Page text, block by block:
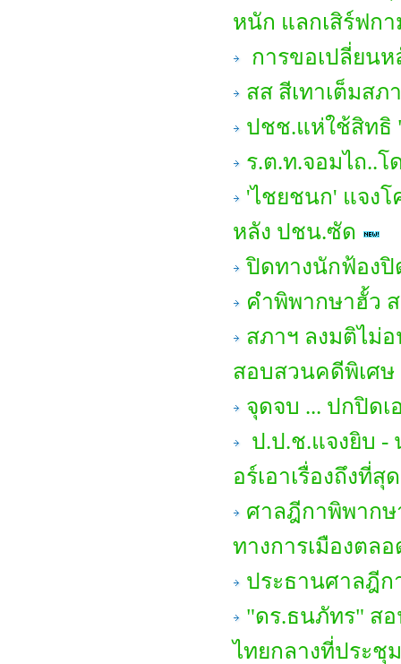
หนัก แลกเสิร์ฟก
การขอเปลี่ยน
สส สีเทาเต็มสภ
ปชช.แห่ใช้สิทธิ
ร.ต.ท.จอมไถ..โ
'ไชยชนก' แจงโ
หลัง ปชน.ซัด
ปิดทางนักฟ้อง
คำพิพากษาฮั้ว ส
สภาฯ ลงมติไม่
สอบสวนคดีพิเศษ
จุดจบ ... ปกปิด
ป.ป.ช.แจงยิบ -
อร์เอาเรื่องถึงที่
ศาลฎีกาพิพากษ
ทางการเมืองตล
ประธานศาลฎีก
"ดร.ธนภัทร" สอ
ไทยกลางที่ประชุ